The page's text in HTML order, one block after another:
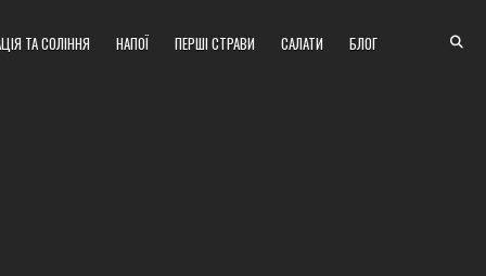
ТА СОЛІННЯ НАПОЇ ПЕРШІ СТРАВИ САЛАТИ БЛОГ